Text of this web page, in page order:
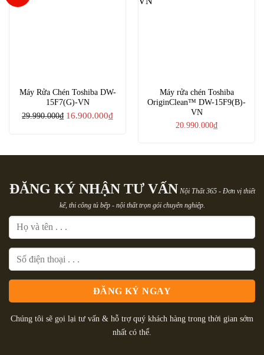
Máy Rửa Chén Toshiba DW-
15F7(G)-VN
29.990.000₫ Giá
16.900.000₫Giá
Máy rửa chén Toshiba
OriginClean™ DW-15F9(B)-
VN
20.990.000₫
ĐĂNG KÝ NHẬN TƯ VẤN Nội Thất 365 - Đơn vị thiết
kế, thi công tủ bếp - nội thất trọn gói chuyên nghiệp.
Chúng tôi sẽ gọi lại tư vấn & hỗ trợ quý khách hàng trong thời gian sớm
nhất có thể.